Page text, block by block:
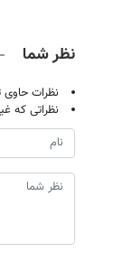
نظر شما
نظرات
نظراتی که